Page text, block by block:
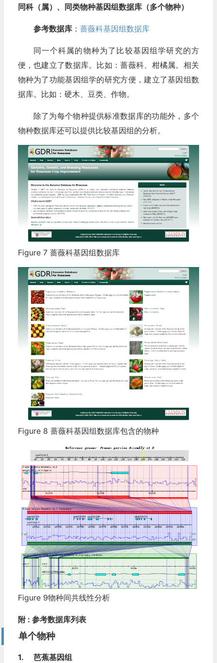
同科（属）、同类物种基因组数据库（多个物种）
参考数据库： 蔷薇科基因组数据库
同一个科属的物种为了比较基因组学研究的方
便，也建立了数据库。比如：蔷薇科、柑橘属。相关
物种为了功能基因组学的研究方便，建立了基因组数
据库。比如：硬木、豆类、作物。
除了为每个物种提供标准数据库的功能外，多个
物种数据库还可以提供比较基因组的分析。
Figure 7 蔷薇科基因组数据库
Figure 8 蔷薇科基因组数据库包含的物种
Figure 9物种间共线性分析
附 : 参考数据库列表
单个物种
1. 芭蕉基因组